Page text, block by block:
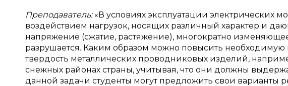
Преподаватель:«В условиях эксплуатации электрических
воздействием нагрузок, носящих различный характер и
напряжение (сжатие, растяжение), многократно
разрушается. Каким образом можно повысить
твердость металлических проводниковых изделий,
снежных районах страны, учитывая, что они должны
данной задачи студенты могут предложить свои варианты